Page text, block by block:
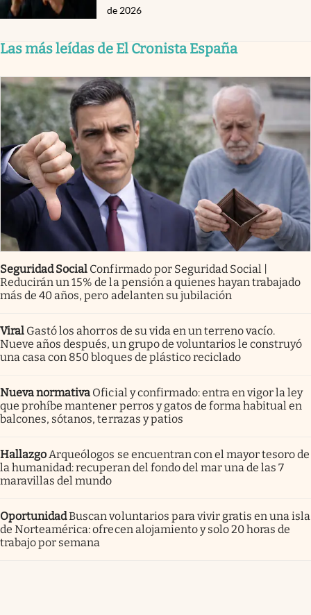
de 2026
Las más leídas de El Cronista España
Seguridad Social Confirmado por Seguridad Social |
Reducirán un 15% de la pensión a quienes hayan trabajado
más de 40 años, pero adelanten su jubilación
Viral Gastó los ahorros de su vida en un terreno vacío.
Nueve años después, un grupo de voluntarios le construyó
una casa con 850 bloques de plástico reciclado
Nueva normativa Oficial y confirmado: entra en vigor la ley
que prohíbe mantener perros y gatos de forma habitual en
balcones, sótanos, terrazas y patios
Hallazgo Arqueólogos se encuentran con el mayor tesoro de
la humanidad: recuperan del fondo del mar una de las 7
maravillas del mundo
OportunidadBuscan voluntarios para vivir gratis en una isla
de Norteamérica: ofrecen alojamiento y solo 20 horas de
trabajo por semana